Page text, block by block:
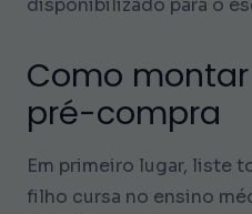
Como
pré-compra
Em primeiro lugar, liste
filho cursa no ensino